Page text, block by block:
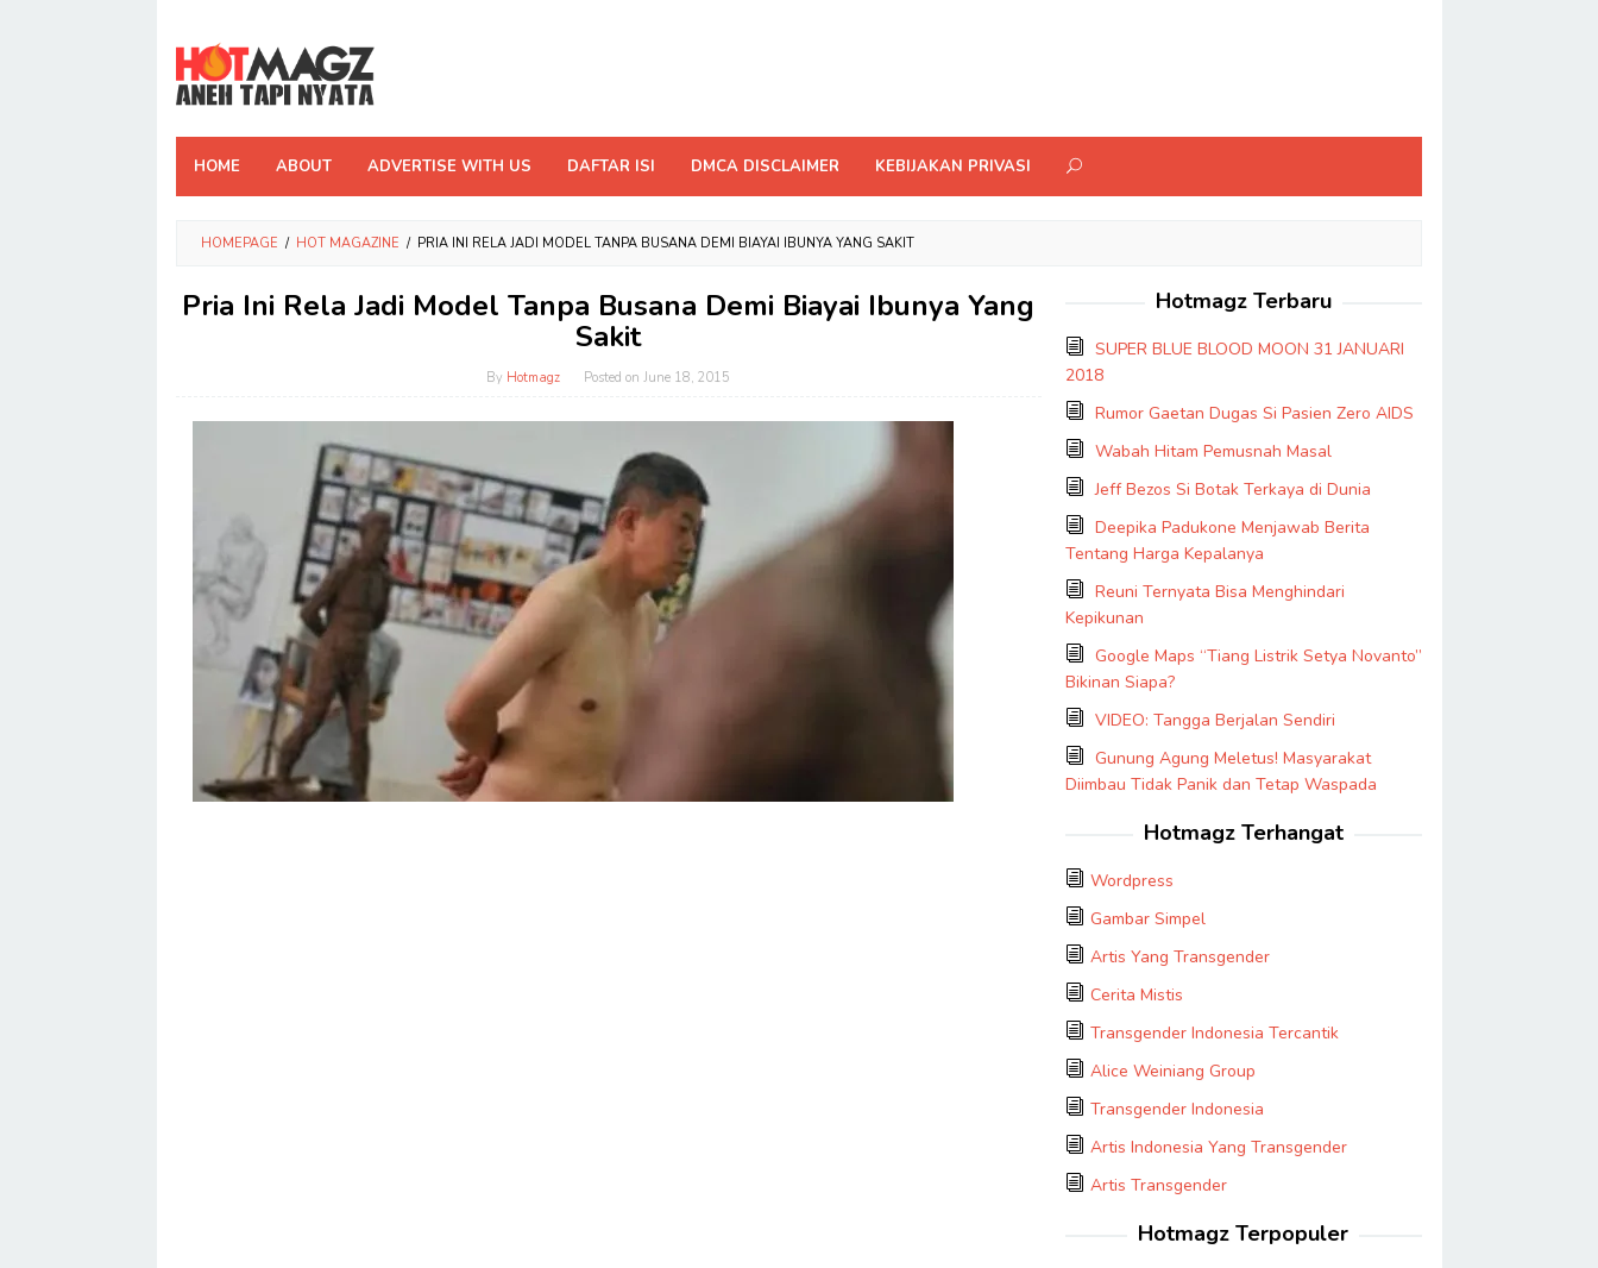
content
HOME ABOUT ADVERTISE WITH US DAFTAR ISI DMCA DISCLAIMER KEBIJAKAN PRIVASI
HOMEPAGE / HOT MAGAZINE / PRIA INI RELA JADI MODEL TANPA BUSANA DEMI BIAYAI IBUNYA YANG SAKIT
Pria Ini Rela Jadi Model Tanpa Busana Demi Biayai Ibunya Yang
Sakit
By Hotmagz Posted onJune 18, 2015
Hotmagz Terbaru
SUPER BLUE BLOOD MOON 31 JANUARI
2018
Rumor Gaetan Dugas Si Pasien Zero AIDS
Wabah Hitam Pemusnah Masal
Jeff Bezos Si Botak Terkaya di Dunia
Deepika Padukone Menjawab Berita
Tentang Harga Kepalanya
Reuni Ternyata Bisa Menghindari
Kepikunan
Google Maps “Tiang Listrik Setya Novanto”
Bikinan Siapa?
VIDEO: Tangga Berjalan Sendiri
Gunung Agung Meletus! Masyarakat
Diimbau Tidak Panik dan Tetap Waspada
Hotmagz Terhangat
Wordpress
Gambar Simpel
Artis Yang Transgender
Cerita Mistis
Transgender Indonesia Tercantik
Alice Weiniang Group
Transgender Indonesia
Artis Indonesia Yang Transgender
Artis Transgender
Hotmagz Terpopuler